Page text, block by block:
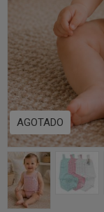
AGOTADO